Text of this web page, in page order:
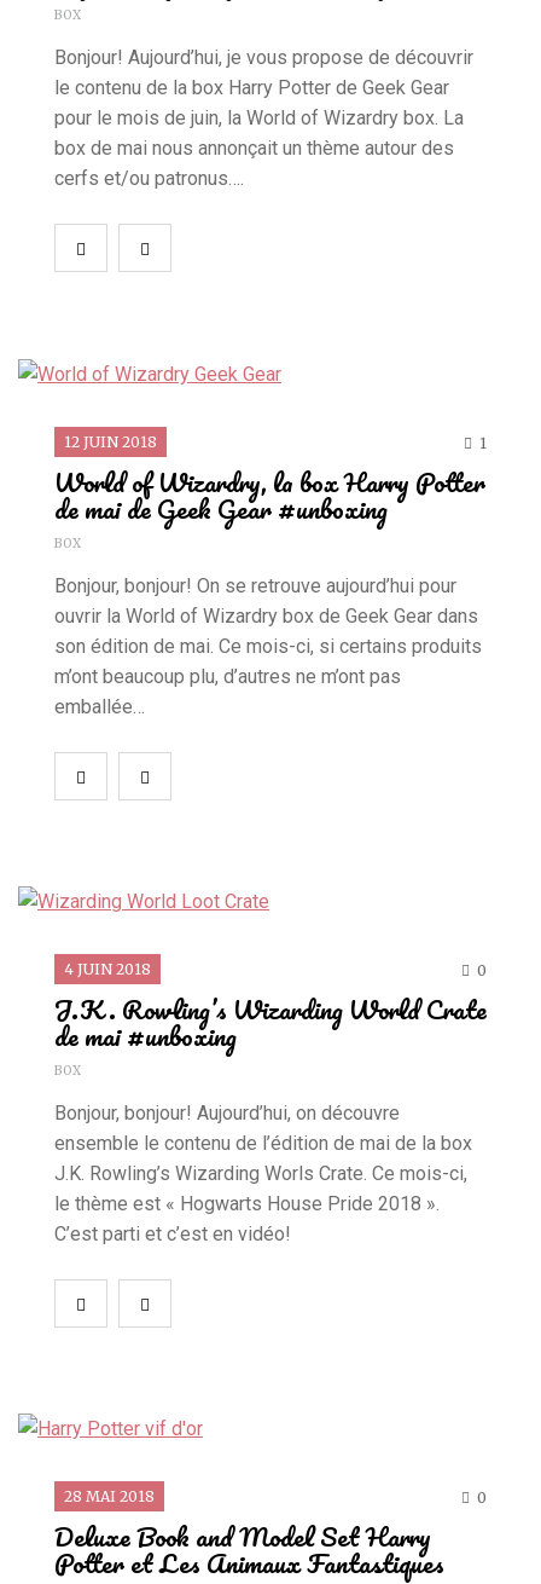
BOX
Bonjour! Aujourd’hui, je vous propose de découvrir
le contenu de la box Harry Potter de Geek Gear
pour le mois de juin, la World of Wizardry box. La
box de mai nous annonçait un thème autour des
cerfs et/ou patronus….
12 JUIN 2018 1
World of Wizardry, la box Harry Potter
de mai de Geek Gear #unboxing
BOX
Bonjour, bonjour! On se retrouve aujourd’hui pour
ouvrir la World of Wizardry box de Geek Gear dans
son édition de mai. Ce mois-ci, si certains produits
m’ont beaucoup plu, d’autres ne m’ont pas
emballée…
4 JUIN 2018 0
J.K. Rowling’s Wizarding World Crate
de mai #unboxing
BOX
Bonjour, bonjour! Aujourd’hui, on découvre
ensemble le contenu de l’édition de mai de la box
J.K. Rowling’s Wizarding Worls Crate. Ce mois-ci,
le thème est « Hogwarts House Pride 2018 ».
C’est parti et c’est en vidéo!
28 MAI 2018 0
Deluxe Book and Model Set Harry
Potter et Les Animaux Fantastiques